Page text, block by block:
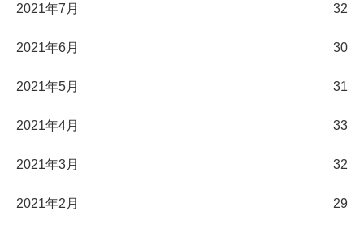
2021年7月 32
2021年6月 30
2021年5月 31
2021年4月 33
2021年3月 32
2021年2月 29